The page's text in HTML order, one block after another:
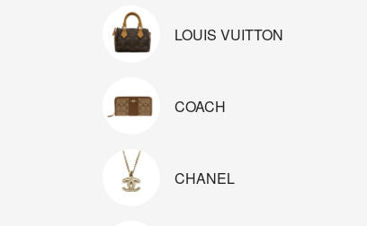
LOUIS VUITTON
COACH
CHANEL